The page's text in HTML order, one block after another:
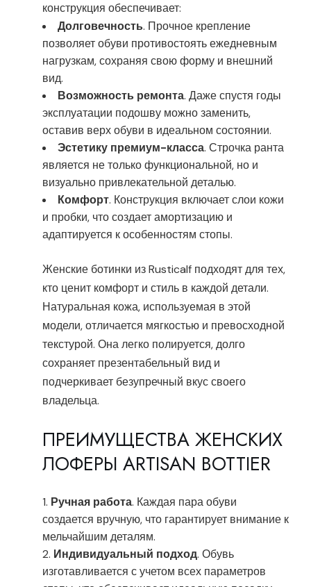
конструкция обеспечивает:
Долговечность. Прочное крепление
позволяет обуви противостоять ежедневным
нагрузкам, сохраняя свою форму и внешний
вид.
Возможность ремонта. Даже спустя годы
эксплуатации подошву можно заменить,
оставив верх обуви в идеальном состоянии.
Эстетику премиум-класса. Строчка ранта
является не только функциональной, но и
визуально привлекательной деталью.
Комфорт. Конструкция включает слои кожи
и пробки, что создает амортизацию и
адаптируется к особенностям стопы.
Женские ботинки из Rusticalf подходят для тех,
кто ценит комфорт и стиль в каждой детали.
Натуральная кожа, используемая в этой
модели, отличается мягкостью и превосходной
текстурой. Она легко полируется, долго
сохраняет презентабельный вид и
подчеркивает безупречный вкус своего
владельца.
ПРЕИМУЩЕСТВА ЖЕНСКИХ
ЛОФЕРЫ ARTISAN BOTTIER
Ручная работа. Каждая пара обуви
создается вручную, что гарантирует внимание к
мельчайшим деталям.
Индивидуальный подход. Обувь
изготавливается с учетом всех параметров